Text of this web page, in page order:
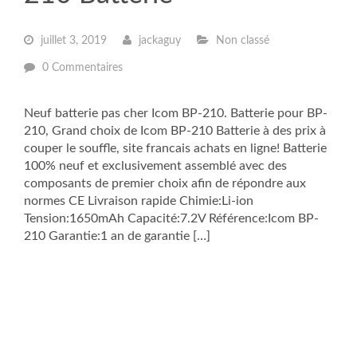
juillet 3, 2019 jackaguy Non classé
0 Commentaires
Neuf batterie pas cher Icom BP-210. Batterie pour BP-
210, Grand choix de Icom BP-210 Batterie à des prix à
couper le souffle, site francais achats en ligne! Batterie
100% neuf et exclusivement assemblé avec des
composants de premier choix afin de répondre aux
normes CE Livraison rapide Chimie:Li-ion
Tension:1650mAh Capacité:7.2V Référence:Icom BP-
210 Garantie:1 an de garantie […]